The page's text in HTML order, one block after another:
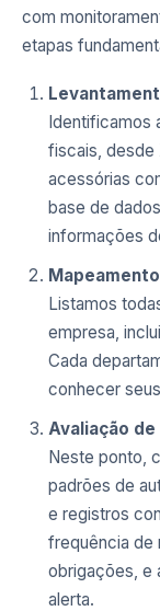
com
etapas
Identificamos
fiscais, desde
acessórias
base de
informações
Listamos
empresa,
Cada
conhecer
Avaliação
Neste ponto,
padrões de
e registros
frequência de
obrigações, e
alerta.